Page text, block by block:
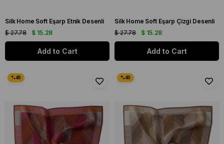
Silk Home Soft Eşarp Etnik Desenli
$ 15.28
$ 27.78
Add to Cart
Silk Home Soft Eşarp Çizgi Desenli
$ 15.28
$ 27.78
Add to Cart